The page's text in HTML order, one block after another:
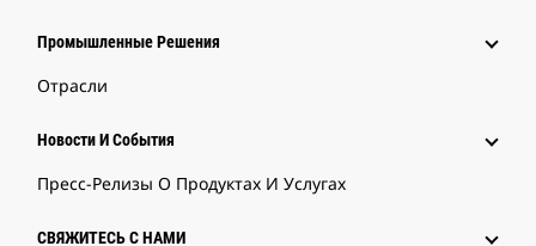
Промышленные Решения
Отрасли
Новости И События
Пресс-Релизы О Продуктах И Услугах
СВЯЖИТЕСЬ С НАМИ